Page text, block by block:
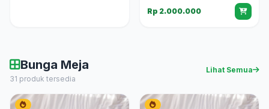
Rp 2.000.000
Bunga Meja
31 produk tersedia
Lihat Semua